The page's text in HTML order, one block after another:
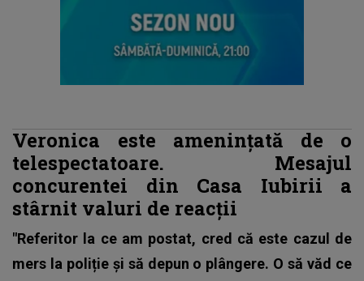
Veronica este amenințată de o
telespectatoare. Mesajul
concurentei din Casa Iubirii a
stârnit valuri de reacții
"Referitor la ce am postat, cred că este cazul de
mers la poliție și să depun o plângere. O să văd ce